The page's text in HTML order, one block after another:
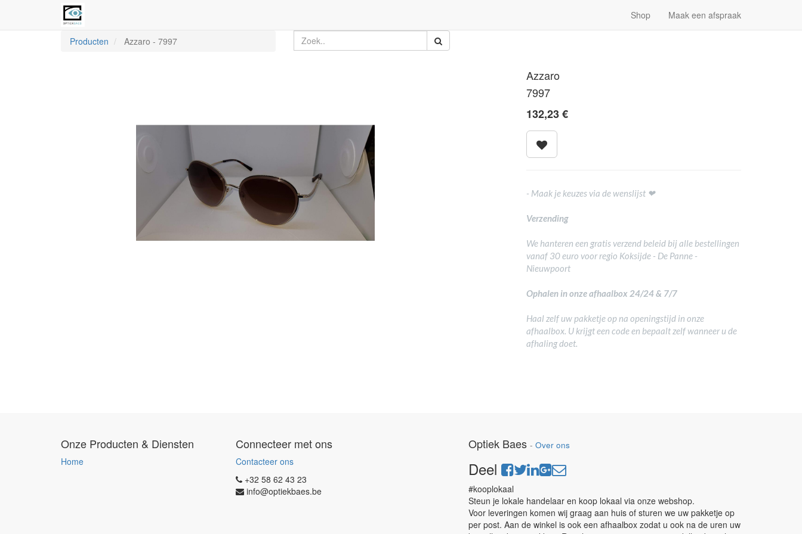
Shop Maak een afspraak
Producten Azzaro - 7997
Azzaro
7997
132,23€
- Maak je keuzes via de wenslijst ❤
Verzending
We hanteren een gratis verzend beleid bij alle bestellingen
vanaf 30 euro voor regio Koksijde - De Panne -
Nieuwpoort
Ophalen in onze afhaalbox 24/24 & 7/7
Haal zelf uw pakketje op na openingstijd in onze
afhaalbox. U krijgt een code en bepaalt zelf wanneer u de
afhaling doet.
Onze Producten & Diensten
Home
Connecteer met ons
Contacteer ons
+32 58 62 43 23
info@optiekbaes.be
Optiek Baes - Over ons
Deel
#kooplokaal
Steun je lokale handelaar en koop lokaal via onze webshop.
Voor leveringen komen wij graag aan huis of sturen we uw pakketje op
per post. Aan de winkel is ook een afhaalbox zodat u ook na de uren uw